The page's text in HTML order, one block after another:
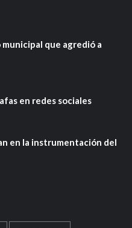
que agredió a
en redes sociales
en la instrumentación del